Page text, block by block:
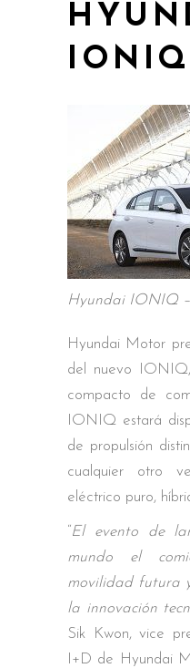
IONIQ
Hyundai IONIQ
Hyundai Motor
del nuevo
compacto de
IONIQ estará
de propulsión
cualquier otro
eléctrico puro,
“El evento de
mundo el
movilidad futura
la innovación
Sik Kwon, vice
I+D de Hyundai